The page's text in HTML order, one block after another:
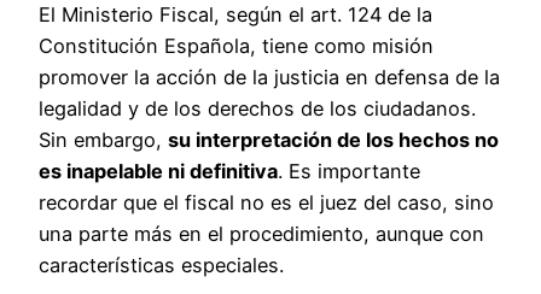
El Ministerio Fiscal, según el art. 124 de la
Constitución Española, tiene como misión
promover la acción de la justicia en defensa de la
legalidad y de los derechos de los ciudadanos.
Sin embargo, su interpretación de los hechos no
es inapelable ni definitiva. Es importante
recordar que el fiscal no es el juez del caso, sino
una parte más en el procedimiento, aunque con
características especiales.